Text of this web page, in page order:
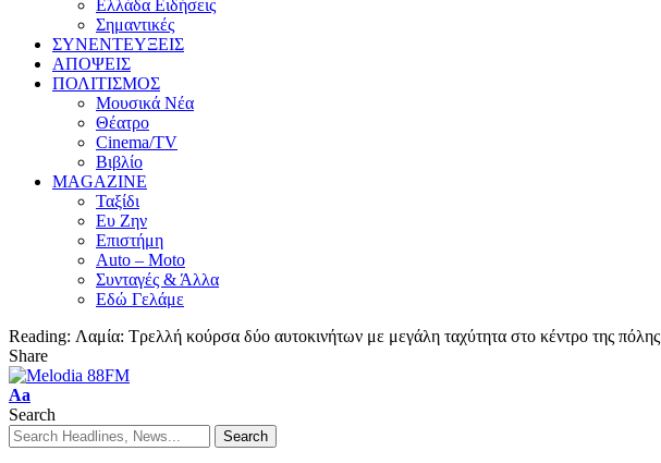
Ελλάδα Ειδήσεις
Σημαντικές
ΣΥΝΕΝΤΕΥΞΕΙΣ
ΑΠΟΨΕΙΣ
ΠΟΛΙΤΙΣΜΟΣ
Μουσικά Νέα
Θέατρο
Cinema/TV
Βιβλίο
MAGAZINE
Ταξίδι
Ευ Ζην
Επιστήμη
Auto – Moto
Συνταγές & Άλλα
Εδώ Γελάμε
Reading: Λαμία: Τρελλή κούρσα δύο αυτοκινήτων με μεγάλη ταχύτητα στο κέντρο της πόλης
Share
Aa
Search